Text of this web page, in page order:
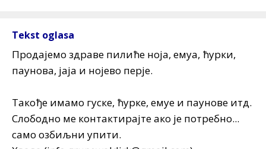
Tekst oglasa
Продајемо здраве пилиће ноја, емуа, ћурки,
паунова, јаја и нојево перје.
Такође имамо гуске, ћурке, емуе и паунове итд.
Слободно ме контактирајте ако је потребно...
само озбиљни упити.